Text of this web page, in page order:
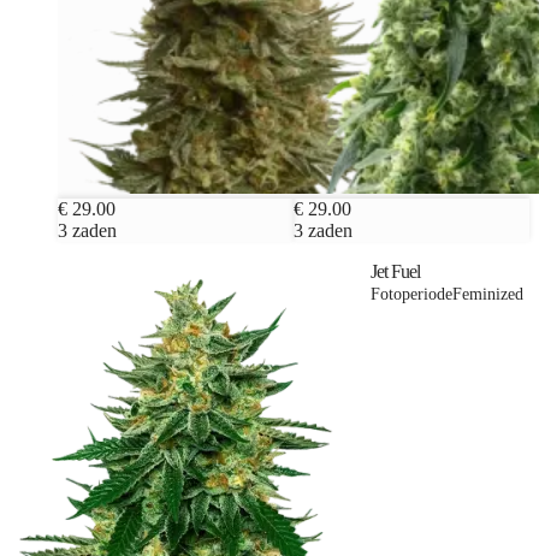
€ 29.00
3 zaden
€ 29.00
3 zaden
Jet Fuel
FotoperiodeFeminized